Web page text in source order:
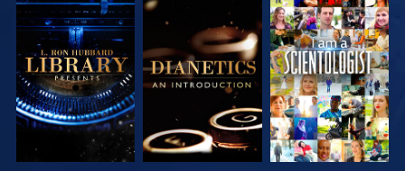
UTFORSKA
SERIEN
UTFORSKA
SERIEN
TITTA